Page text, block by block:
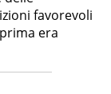
favorevoli
era